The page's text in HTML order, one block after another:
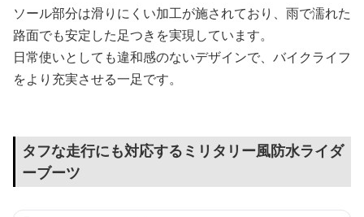
ソール部分は滑りにくい加工が施されており、雨で濡れた
路面でも安定した足つきを実現しています。
日常使いとしても違和感のないデザインで、バイクライフ
をより充実させる一足です。
タフな走行にも対応するミリタリー風防水ライダ
ーブーツ